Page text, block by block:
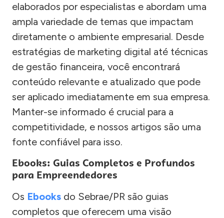
elaborados por especialistas e abordam uma
ampla variedade de temas que impactam
diretamente o ambiente empresarial. Desde
estratégias de marketing digital até técnicas
de gestão financeira, você encontrará
conteúdo relevante e atualizado que pode
ser aplicado imediatamente em sua empresa.
Manter-se informado é crucial para a
competitividade, e nossos artigos são uma
fonte confiável para isso.
Ebooks: Guias Completos e Profundos
para Empreendedores
Os Ebooks do Sebrae/PR são guias
completos que oferecem uma visão